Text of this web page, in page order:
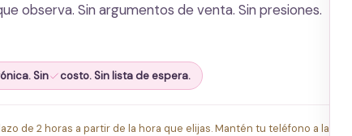
observa. Sin argumentos de venta. Sin presiones.
Sin costo. Sin lista de espera.
de 2 horas a partir de la hora que elijas. Mantén tu teléfono a la